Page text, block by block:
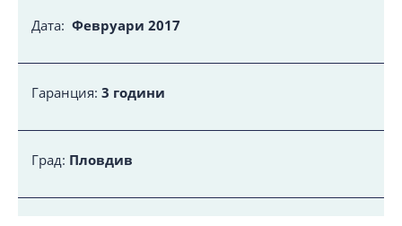
Дата: Февруари 2017
Гаранция: 3 години
Град: Пловдив